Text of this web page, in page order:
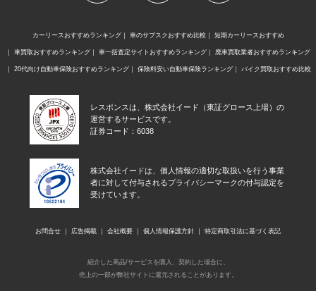
カーリースおすすめランキング 車のサブスクおすすめ比較 短期カーリースおすすめ
車買取おすすめランキング 車一括査定サイトおすすめランキング 廃車買取業者おすすめランキング
20代向け自動車保険おすすめランキング 保険料安い自動車保険ランキング バイク買取おすすめ比較
レスポンスは、株式会社イード（東証グロース上場）の
運営するサービスです。
証券コード：6038
株式会社イードは、個人情報の適切な取扱いを行う事業
者に対して付与されるプライバシーマークの付与認定を
受けています。
お問合せ 広告掲載 会社概要 個人情報保護方針 特定商取引法に基づく表記
紹介した商品/サービスを購入、契約した場合に、
売上の一部が弊社サイトに還元されることがあります。